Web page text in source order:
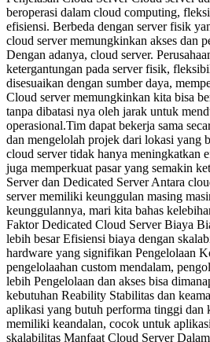
beroperasi dalam cloud computing,
efisiensi. Berbeda dengan server fisik
cloud server memungkinkan akses dan
Dengan adanya, cloud server.
ketergantungan pada server fisik,
disesuaikan dengan sumber daya,
Cloud server memungkinkan kita bisa
tanpa dibatasi nya oleh jarak untuk
operasional.Tim dapat bekerja sama
dan mengelolah projek dari lokasi yang
cloud server tidak hanya meningkatkan
juga memperkuat pasar yang semakin
Server dan Dedicated Server Antara
server memiliki keunggulan masing
keunggulannya, mari kita bahas
Faktor Dedicated Cloud Server Biaya
lebih besar Efisiensi biaya dengan
hardware yang signifikan Pengelolaan
pengelolaahan custom mendalam,
lebih Pengelolaan dan akses bisa
kebutuhan Reability Stabilitas dan
aplikasi yang butuh performa tinggi dan
memiliki keandalan, cocok untuk
skalabilitas Manfaat Cloud Server